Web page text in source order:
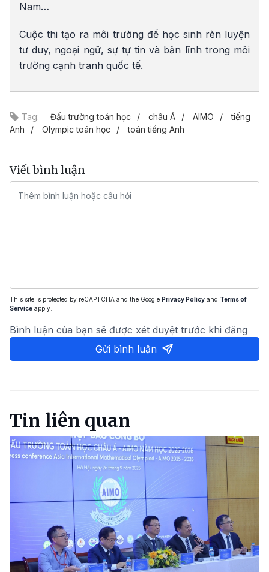
Nam…
Cuộc thi tạo ra môi trường để học sinh rèn luyện
tư duy, ngoại ngữ, sự tự tin và bản lĩnh trong môi
trường cạnh tranh quốc tế.
Tag: Đấu trường toán học châu Á AIMO
tiếng
Anh
Olympic toán học toán tiếng Anh
Viết bình luận
This site is protected by reCAPTCHA and the Google Privacy Policy and Terms of
Service apply.
Bình luận của bạn sẽ được xét duyệt trước khi đăng
Gửi bình luận
Tin liên quan